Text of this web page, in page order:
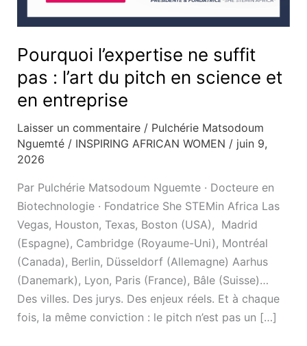
Pourquoi l’expertise ne suffit
pas : l’art du pitch en science et
en entreprise
Laisser un commentaire / Pulchérie Matsodoum
Nguemté / INSPIRING AFRICAN WOMEN / juin 9,
2026
Par Pulchérie Matsodoum Nguemte · Docteure en
Biotechnologie · Fondatrice She STEMin Africa Las
Vegas, Houston, Texas, Boston (USA), Madrid
(Espagne), Cambridge (Royaume-Uni), Montréal
(Canada), Berlin, Düsseldorf (Allemagne) Aarhus
(Danemark), Lyon, Paris (France), Bâle (Suisse)…
Des villes. Des jurys. Des enjeux réels. Et à chaque
fois, la même conviction : le pitch n’est pas un […]